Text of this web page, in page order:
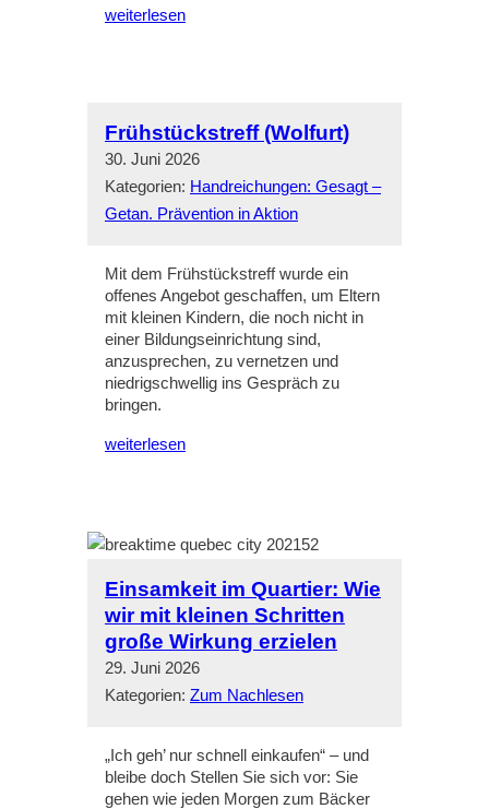
weiterlesen
Frühstückstreff (Wolfurt)
30. Juni 2026
Kategorien: Handreichungen: Gesagt –
Getan. Prävention in Aktion
Mit dem Frühstückstreff wurde ein
offenes Angebot geschaffen, um Eltern
mit kleinen Kindern, die noch nicht in
einer Bildungseinrichtung sind,
anzusprechen, zu vernetzen und
niedrigschwellig ins Gespräch zu
bringen.
weiterlesen
Einsamkeit im Quartier: Wie
wir mit kleinen Schritten
große Wirkung erzielen
29. Juni 2026
Kategorien: Zum Nachlesen
„Ich geh’ nur schnell einkaufen“ – und
bleibe doch Stellen Sie sich vor: Sie
gehen wie jeden Morgen zum Bäcker